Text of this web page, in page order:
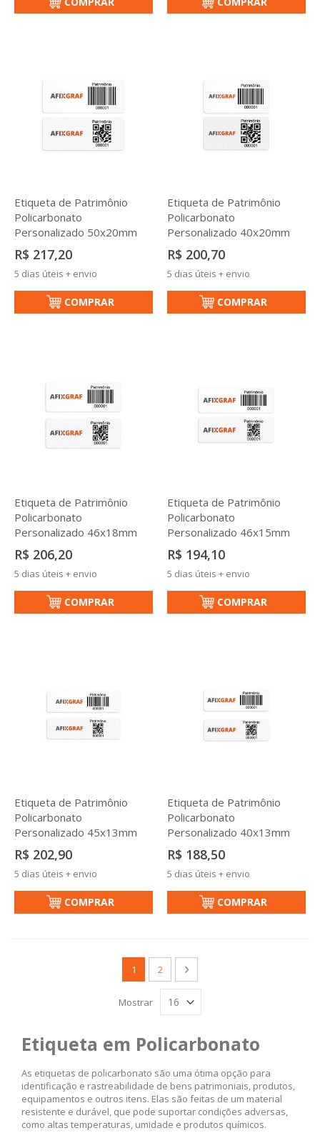
Etiqueta de Patrimônio
Policarbonato
Personalizado 50x20mm
R$ 217,20
5 dias úteis + envio
COMPRAR
Etiqueta de Patrimônio
Policarbonato
Personalizado 40x20mm
R$ 200,70
5 dias úteis + envio
COMPRAR
Etiqueta de Patrimônio
Policarbonato
Personalizado 46x18mm
R$ 206,20
5 dias úteis + envio
COMPRAR
Etiqueta de Patrimônio
Policarbonato
Personalizado 46x15mm
R$ 194,10
5 dias úteis + envio
COMPRAR
Etiqueta de Patrimônio
Policarbonato
Personalizado 45x13mm
R$ 202,90
5 dias úteis + envio
COMPRAR
Etiqueta de Patrimônio
Policarbonato
Personalizado 40x13mm
R$ 188,50
5 dias úteis + envio
COMPRAR
Você esta lendo a pagina
1 Página
2 Página
Próximo
Mostrar
Etiqueta em Policarbonato
As etiquetas de policarbonato são uma ótima opção para
identificação e rastreabilidade de bens patrimoniais, produtos,
equipamentos e outros itens. Elas são feitas de um material
resistente e durável, que pode suportar condições adversas,
como altas temperaturas, umidade e produtos químicos.